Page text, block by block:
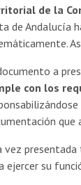
de la
de Andalucía
a
con los
que
vez
ejercer su